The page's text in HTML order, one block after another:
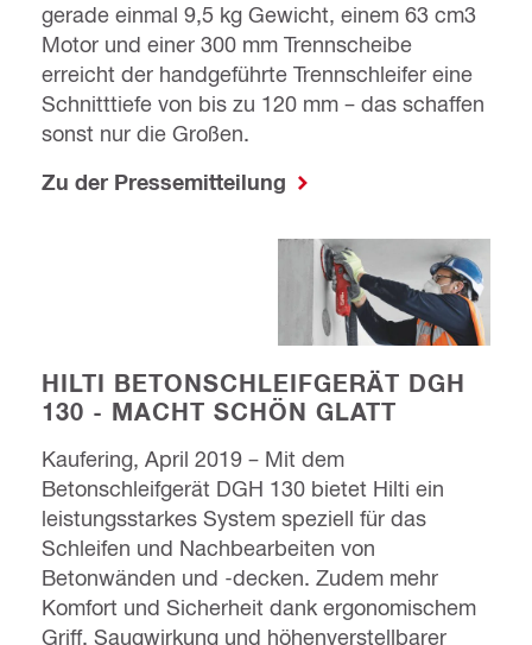
gerade einmal 9,5 kg Gewicht, einem 63 cm3
Motor und einer 300 mm Trennscheibe
erreicht der handgeführte Trennschleifer eine
Schnitttiefe von bis zu 120 mm – das schaffen
sonst nur die Großen.
Zu der Pressemitteilung
HILTI BETONSCHLEIFGERÄT DGH
130 - MACHT SCHÖN GLATT
Kaufering, April 2019 – Mit dem
Betonschleifgerät DGH 130 bietet Hilti ein
leistungsstarkes System speziell für das
Schleifen und Nachbearbeiten von
Betonwänden und -decken. Zudem mehr
Komfort und Sicherheit dank ergonomischem
Griff, Saugwirkung und höhenverstellbarer